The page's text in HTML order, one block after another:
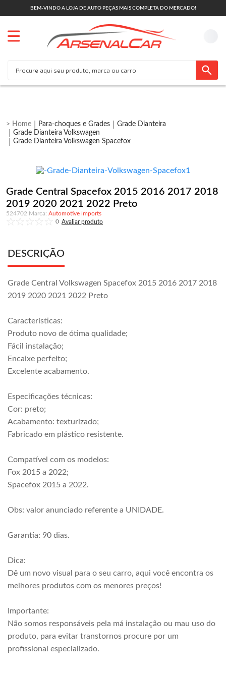
BEM-VINDO A LOJA DE AUTO PEÇAS MAIS COMPLETA DO MERCADO!
Para-choques e Grades
Grade Dianteira
Grade Dianteira Volkswagen
Grade Dianteira Volkswagen Spacefox
Grade Central Spacefox 2015 2016 2017 2018
2019 2020 2021 2022 Preto
524702
Automotive imports
0
DESCRIÇÃO
Grade Central Volkswagen Spacefox 2015 2016 2017 2018
2019 2020 2021 2022 Preto
Características:
Produto novo de ótima qualidade;
Fácil instalação;
Encaixe perfeito;
Excelente acabamento.
Especificações técnicas:
Cor: preto;
Acabamento: texturizado;
Fabricado em plástico resistente.
Compatível com os modelos:
Fox 2015 a 2022;
Spacefox 2015 a 2022.
Obs: valor anunciado referente a UNIDADE.
Garantia: 90 dias.
Dica:
Dê um novo visual para o seu carro, aqui você encontra os
melhores produtos com os menores preços!
Importante:
Não somos responsáveis pela má instalação ou mau uso do
produto, para evitar transtornos procure por um
profissional especializado.